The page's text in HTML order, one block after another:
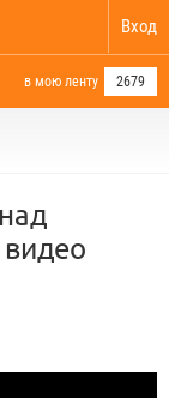
Вход
в мою ленту 2679